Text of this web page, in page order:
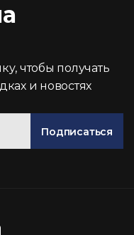
чтобы получать
и новостях
Подписаться